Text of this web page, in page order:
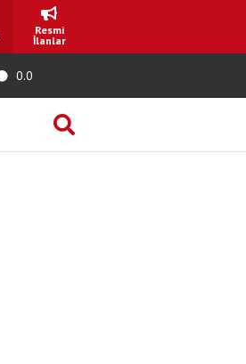
Resmi
İlanlar
0.0